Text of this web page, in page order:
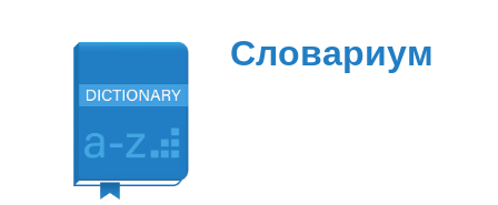
содержимому
Словариум